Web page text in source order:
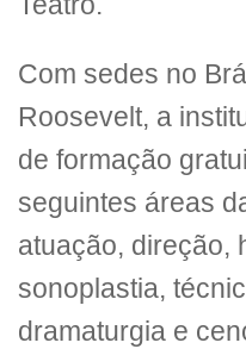
Com sedes no
Roosevelt, a
de formação
seguintes áreas
atuação, direção,
sonoplastia,
dramaturgia e